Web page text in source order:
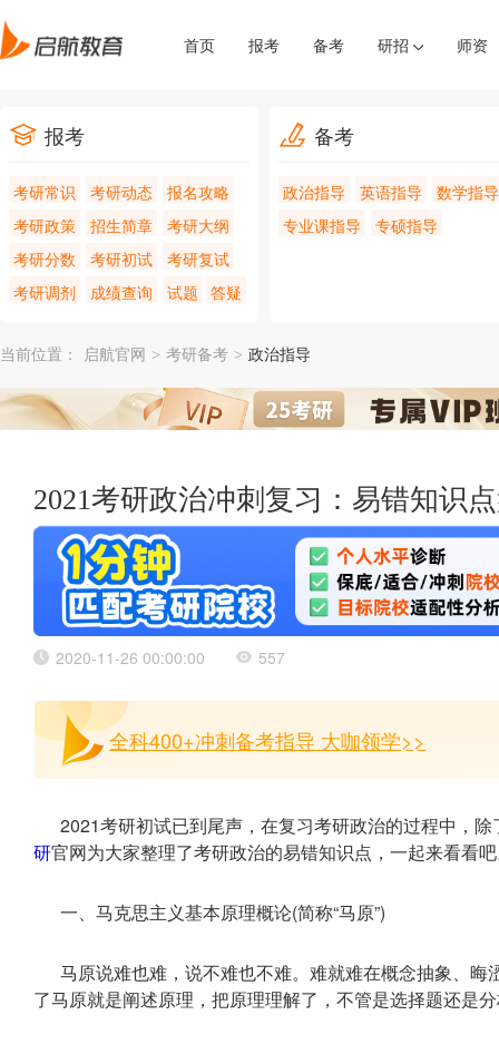
首页 报考 备考 研招 师资
报考
考研常识 考研动态
报名攻略
考研政策
招生简章
考研大纲
考研分数
考研初试
考研复试
考研调剂
成绩查询 试题 答疑
备考
政治指导 英语指导
数学指导
专业课指导
专硕指导
当前位置： 启航官网 > 考研备考 > 政治指导
2021考研政治冲刺复习：易错知识
2020-11-26 00:00:00 557
全科400+冲刺备考指导 大咖领学>>
2021考研初试已到尾声，在复习考研政治的过程中，
研官网为大家整理了考研政治的易错知识点，一起来看看
一、马克思主义基本原理概论(简称“马原”)
马原说难也难，说不难也不难。难就难在概念抽象、
了马原就是阐述原理，把原理理解了，不管是选择题还是